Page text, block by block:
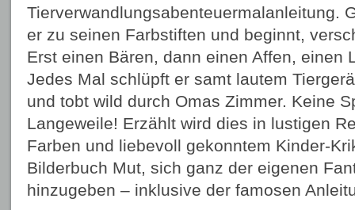
Tierverwandlungsabenteuermalanleitung.
er zu seinen Farbstiften und beginnt,
Erst einen Bären, dann einen Affen, einen
Jedes Mal schlüpft er samt lautem
und tobt wild durch Omas Zimmer. Keine
Langeweile! Erzählt wird dies in lustigen
Farben und liebevoll gekonntem Kinder-
Bilderbuch Mut, sich ganz der eigenen
hinzugeben – inklusive der famosen